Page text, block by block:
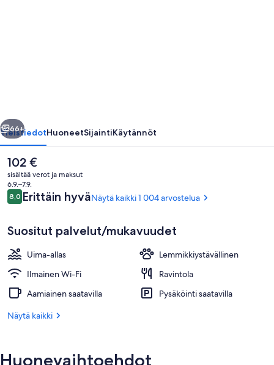
Päivittäinen buffetaamiainen
Seuraava
66+
YleistiedotHuoneetSijaintiKäytännöt
Nykyinen
hinta
on
102 €
102 €
sisältää verot ja maksut
6.9.–7.9.
Arvostelut
8,08,0 kautta 10.
Erittäin hyväNäytä kaikki 1 004 arvostelua
Suositut palvelut/mukavuudet
Uima-allas
Lemmikkiystävällinen
Ilmainen Wi-Fi
Ravintola
Aamiainen saatavilla
Pysäköinti saatavilla
Näytä kaikki
Huonevaihtoehdot